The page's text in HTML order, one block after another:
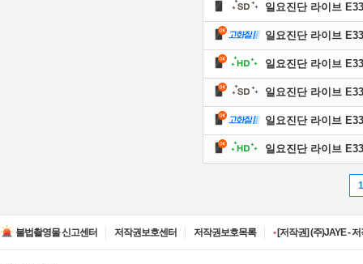
일요진단 라이브
일요진단 라이브
일요진단 라이브
일요진단 라이브
일요진단 라이브
일요진단 라이브
1
불법촬영물 신고센터 저작권보호센터 저작권보호목록
•[저작권] (주)JAYE -